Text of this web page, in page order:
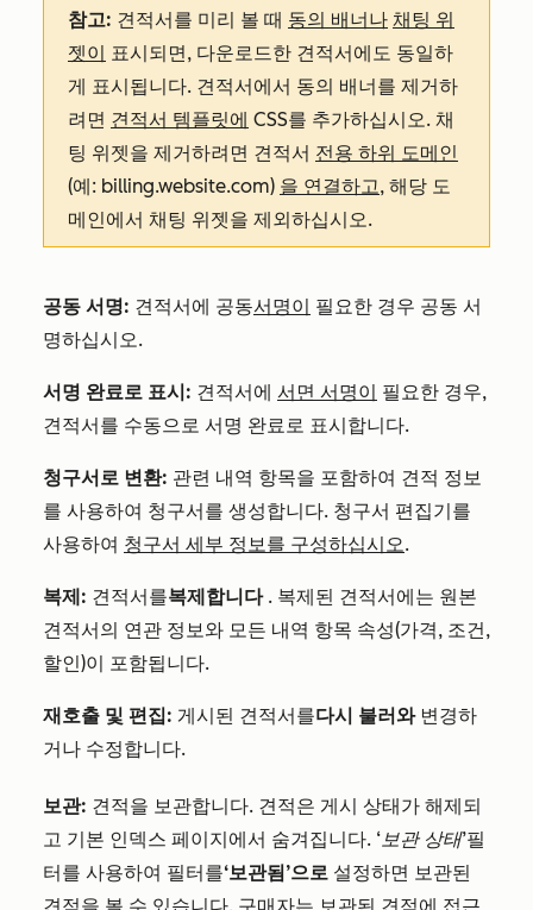
참고: 견적서를 미리 볼 때 동의 배너나 채팅 위
젯이 표시되면, 다운로드한 견적서에도 동일하
게 표시됩니다. 견적서에서 동의 배너를 제거하
려면 견적서 템플릿에 CSS를 추가하십시오. 채
팅 위젯을 제거하려면 견적서 전용 하위 도메인
(예: billing.website.com) 을 연결하고, 해당 도
메인에서 채팅 위젯을 제외하십시오.
공동 서명: 견적서에 공동서명이 필요한 경우 공동 서
명하십시오.
서명 완료로 표시: 견적서에 서면 서명이 필요한 경우,
견적서를 수동으로 서명 완료로 표시합니다.
청구서로 변환: 관련 내역 항목을 포함하여 견적 정보
를 사용하여 청구서를 생성합니다. 청구서 편집기를
사용하여 청구서 세부 정보를 구성하십시오.
복제: 견적서를복제합니다 . 복제된 견적서에는 원본
견적서의 연관 정보와 모든 내역 항목 속성(가격, 조건,
할인)이 포함됩니다.
재호출 및 편집: 게시된 견적서를다시 불러와 변경하
거나 수정합니다.
보관: 견적을 보관합니다. 견적은 게시 상태가 해제되
고 기본 인덱스 페이지에서 숨겨집니다. ‘보관 상태’필
터를 사용하여 필터를‘보관됨’으로 설정하면 보관된